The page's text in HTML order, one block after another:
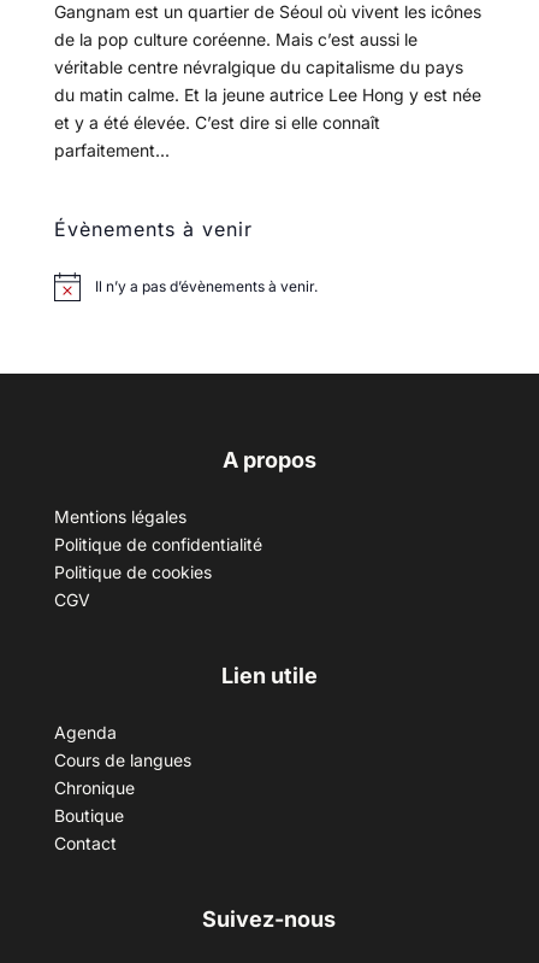
Gangnam est un quartier de Séoul où vivent les icônes
de la pop culture coréenne. Mais c’est aussi le
véritable centre névralgique du capitalisme du pays
du matin calme. Et la jeune autrice Lee Hong y est née
et y a été élevée. C’est dire si elle connaît
parfaitement...
Évènements à venir
Il n’y a pas d’évènements à venir.
A propos
Mentions légales
Politique de confidentialité
Politique de cookies
CGV
Lien utile
Agenda
Cours de langues
Chronique
Boutique
Contact
Suivez-nous